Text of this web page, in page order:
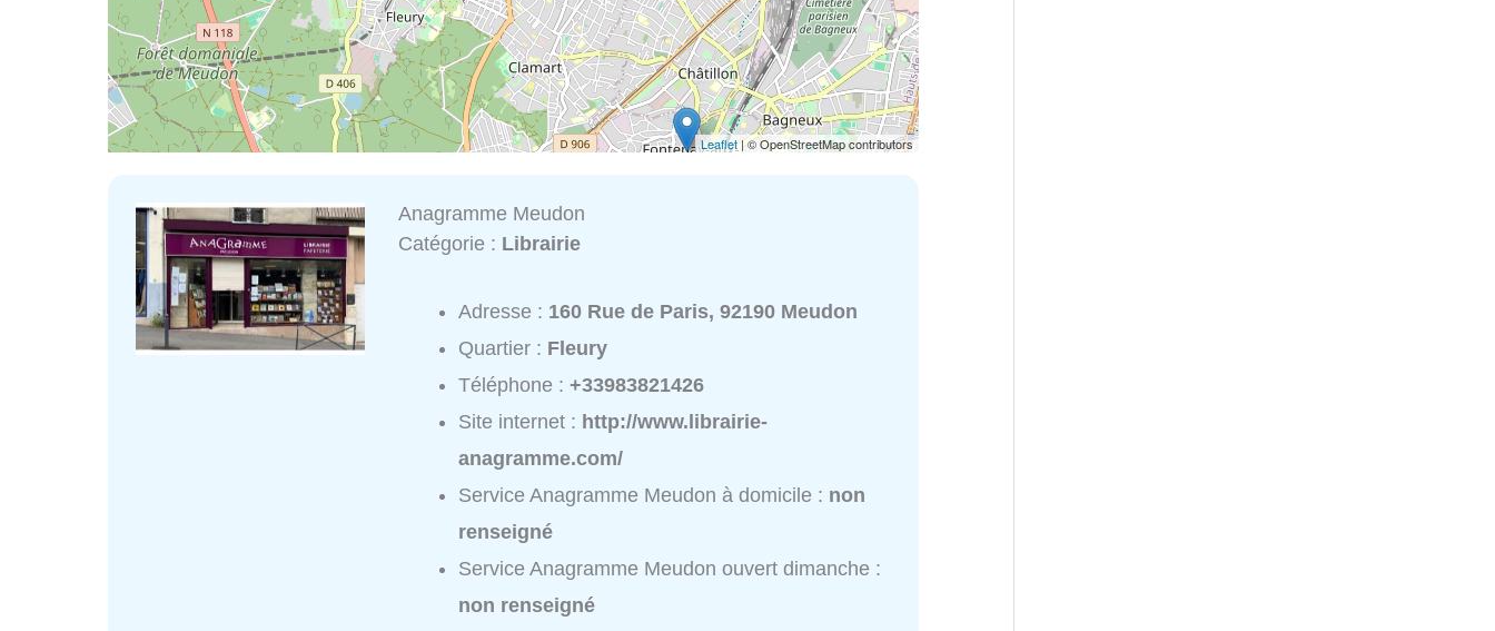
Leaflet| © OpenStreetMap contributors
Anagramme Meudon
Catégorie : Librairie
Adresse : 160 Rue de Paris, 92190 Meudon
Quartier : Fleury
Téléphone :+33983821426
Site internet : http://www.librairie-
anagramme.com/
Service Anagramme Meudon à domicile : non
renseigné
Service Anagramme Meudon ouvert dimanche :
non renseigné